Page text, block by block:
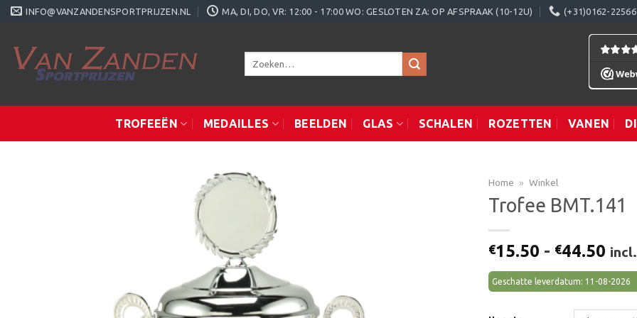
Ga
INFO@VANZANDENSPORTPRIJZEN.NL MA, DI, DO, VR: 12:00 - 17:00 WO: GESLOTEN ZA: OP AFSPRAAK (10-12U) (+31)0162-
Zoeken
TROFEEËN MEDAILLES BEELDEN GLAS SCHALEN ROZETTEN VANEN
Home » Winkel
Trofee BMT.141
€15.50 - €44.50
tot
Geschatte leverdatum: 11-08-2026